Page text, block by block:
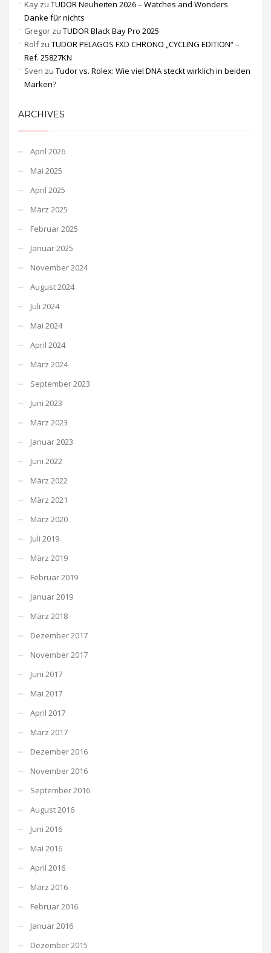
Kay zu TUDOR Neuheiten 2026 – Watches and Wonders
Danke für nichts
Gregor zu TUDOR Black Bay Pro 2025
Rolfzu TUDOR PELAGOS FXD CHRONO „CYCLING EDITION“ –
Ref. 25827KN
Sven zu Tudor vs. Rolex: Wie viel DNA steckt wirklich in beiden
Marken?
ARCHIVES
April 2026
Mai 2025
April 2025
März 2025
Februar 2025
Januar 2025
November 2024
August 2024
Juli 2024
Mai 2024
April 2024
März 2024
September 2023
Juni 2023
März 2023
Januar 2023
Juni 2022
März 2022
März 2021
März 2020
Juli 2019
März 2019
Februar 2019
Januar 2019
März 2018
Dezember 2017
November 2017
Juni 2017
Mai 2017
April 2017
März 2017
Dezember 2016
November 2016
September 2016
August 2016
Juni 2016
Mai 2016
April 2016
März 2016
Februar 2016
Januar 2016
Dezember 2015